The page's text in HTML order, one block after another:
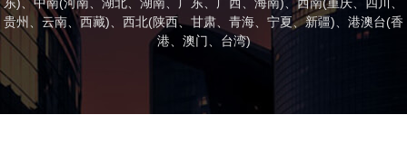
东)、中南(河南、 湖北、 湖南、 广东、 广西、 海南)、西南(重庆、 四川 、
贵州 、 云南、西藏)、西北(陕西、甘肃、 青海、 宁夏、新疆)、港澳台(香
港、 澳门、 台湾)